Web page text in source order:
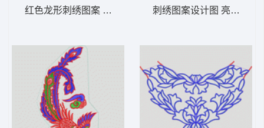
红色龙形刺绣图案 龙动物 刺绣图案设计图 亮片 珠片